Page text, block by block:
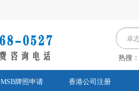
热搜：
MSB牌照申请 香港公司注册